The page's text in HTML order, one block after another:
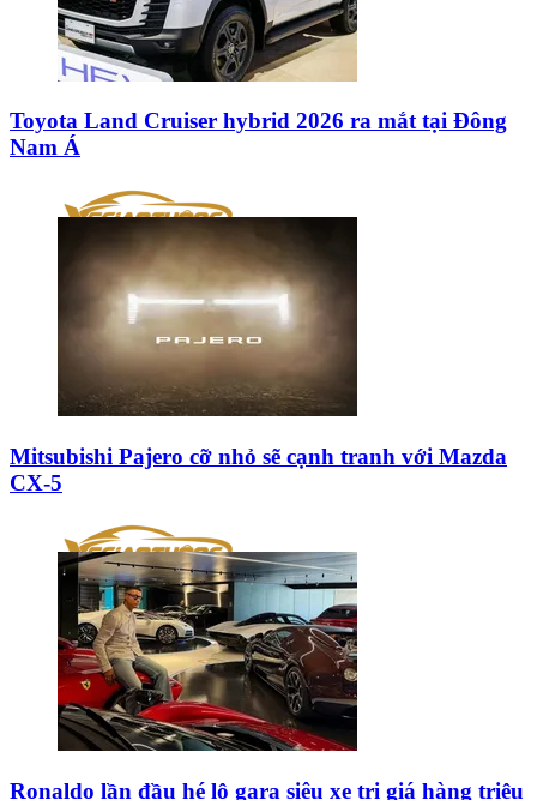
Toyota Land Cruiser hybrid 2026 ra mắt tại Đông
Nam Á
Mitsubishi Pajero cỡ nhỏ sẽ cạnh tranh với Mazda
CX-5
Ronaldo lần đầu hé lộ gara siêu xe trị giá hàng triệu